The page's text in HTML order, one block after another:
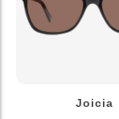
Joicia